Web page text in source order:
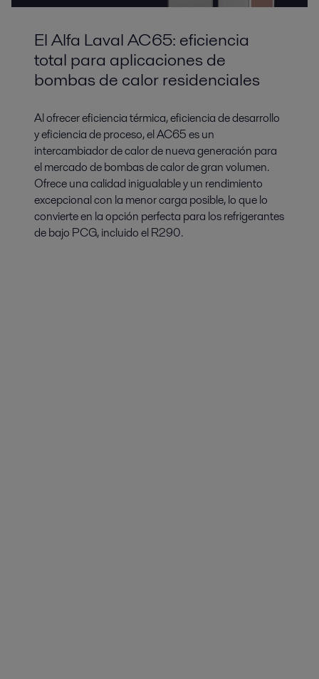
El Alfa Laval AC65: eficiencia
total para aplicaciones de
bombas de calor residenciales
Al ofrecer eficiencia térmica, eficiencia de desarrollo
y eficiencia de proceso, el AC65 es un
intercambiador de calor de nueva generación para
el mercado de bombas de calor de gran volumen.
Ofrece una calidad inigualable y un rendimiento
excepcional con la menor carga posible, lo que lo
convierte en la opción perfecta para los refrigerantes
de bajo PCG, incluido el R290.